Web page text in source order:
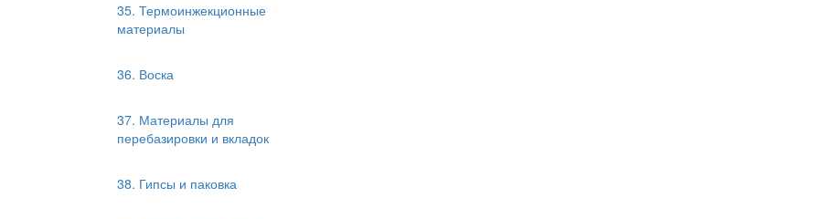
35. Термоинжекционные
материалы
36. Воска
37. Материалы для
перебазировки и вкладок
38. Гипсы и паковка